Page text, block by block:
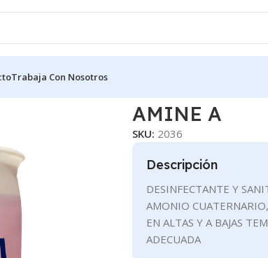
Trabaja Con Nosotros
AMINE A
SKU: 2036
Descripción
DESINFECTANTE Y
AMONIO
EN ALTAS Y A BAJAS
ADECUADA